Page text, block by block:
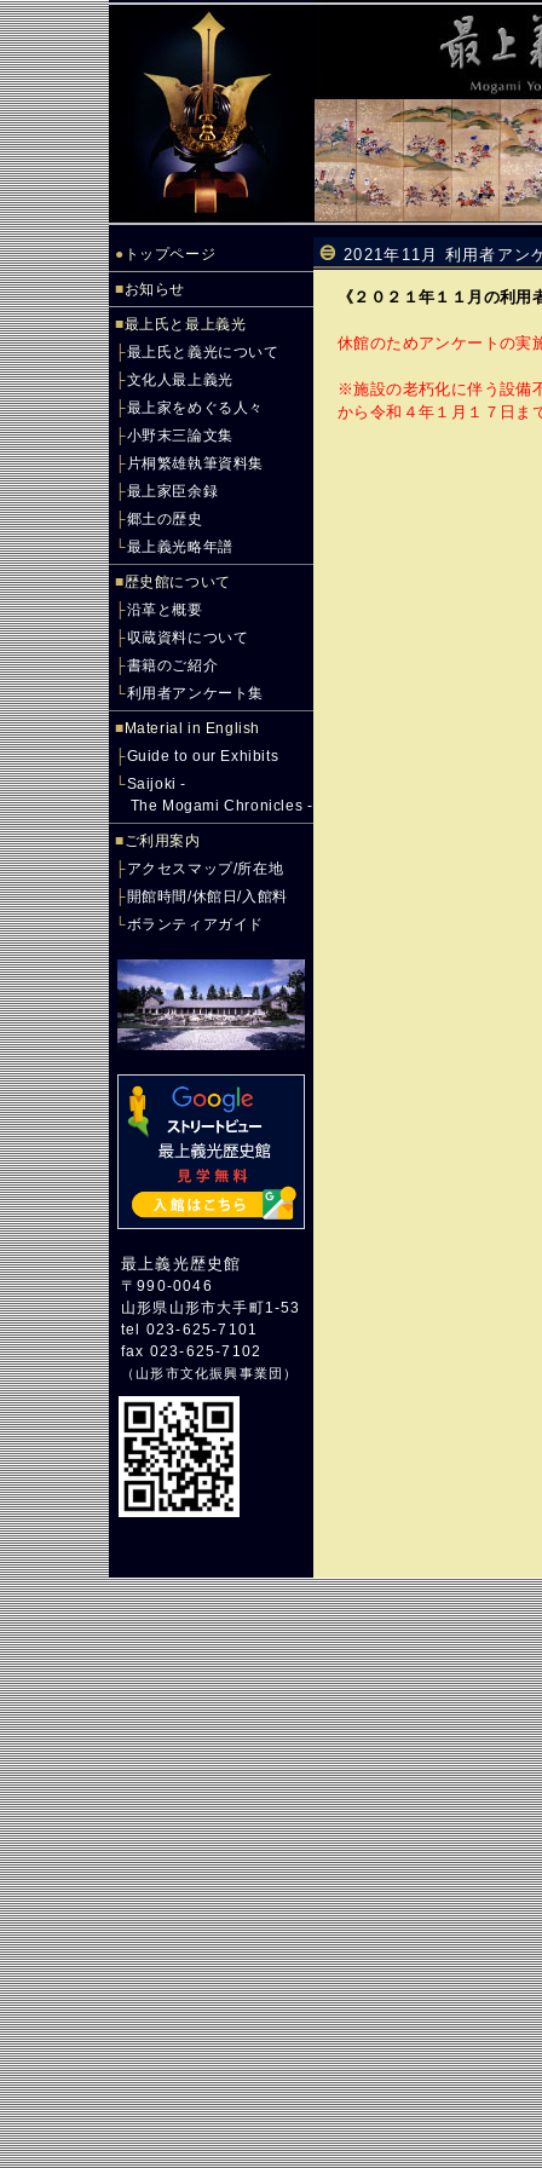
● トップページ
■お知らせ
■最上氏と最上義光
├最上氏と義光について
├文化人最上義光
├最上家をめぐる人々
├小野末三論文集
├ 片桐繁雄執筆資料集
├最上家臣余録
├郷土の歴史
└最上義光略年譜
■歴史館について
├沿革と概要
├収蔵資料について
├書籍のご紹介
└利用者アンケート集
■ Material in English
├Guide to our Exhibits
└Saijoki -
The Mogami Chronicles -
■ご利用案内
├アクセスマップ/所在地
├開館時間/休館日/入館料
└ボランティアガイド
最上義光歴史館
〒990-0046
山形県山形市大手町1-53
tel 023-625-7101
fax 023-625-7102
（山形市文化振興事業団 ）
2021年11月 利用者アン
《２０２１年１１月の利
休館のためアンケートの実
※施設の老朽化に伴う設備
から令和４年１月１７日ま